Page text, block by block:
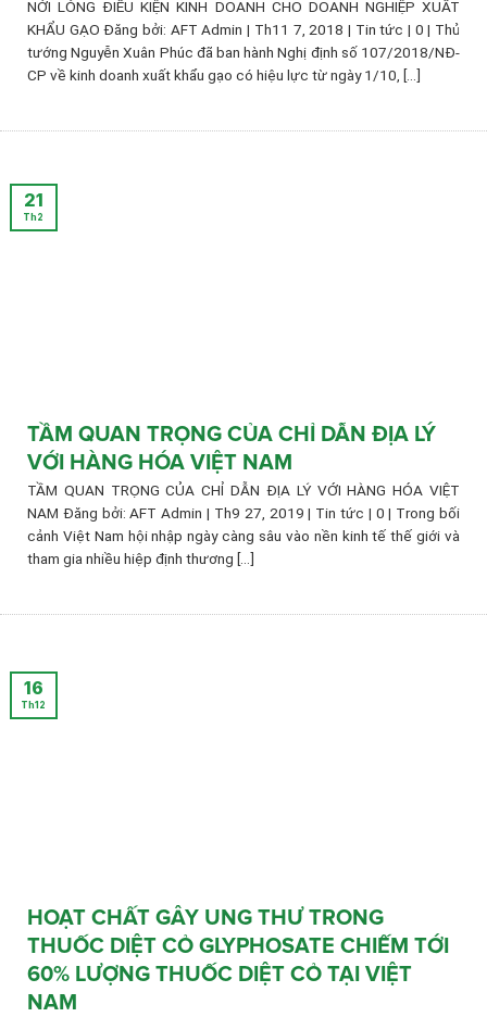
NỚI LỎNG ĐIỀU KIỆN KINH DOANH CHO DOANH NGHIỆP XUẤT
KHẨU GẠO Đăng bởi: AFT Admin | Th11 7, 2018 | Tin tức | 0 | Thủ
tướng Nguyễn Xuân Phúc đã ban hành Nghị định số 107/2018/NĐ-
CP về kinh doanh xuất khẩu gạo có hiệu lực từ ngày 1/10, [...]
TẦM QUAN TRỌNG CỦA CHỈ DẪN ĐỊA LÝ
VỚI HÀNG HÓA VIỆT NAM
TẦM QUAN TRỌNG CỦA CHỈ DẪN ĐỊA LÝ VỚI HÀNG HÓA VIỆT
NAM Đăng bởi: AFT Admin | Th9 27, 2019 | Tin tức | 0 | Trong bối
cảnh Việt Nam hội nhập ngày càng sâu vào nền kinh tế thế giới và
tham gia nhiều hiệp định thương [...]
21
Th2
HOẠT CHẤT GÂY UNG THƯ TRONG
THUỐC DIỆT CỎ GLYPHOSATE CHIẾM TỚI
60% LƯỢNG THUỐC DIỆT CỎ TẠI VIỆT
NAM
16
Th12